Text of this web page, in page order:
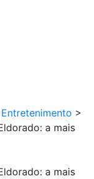
Entretenimento >
a mais
a mais